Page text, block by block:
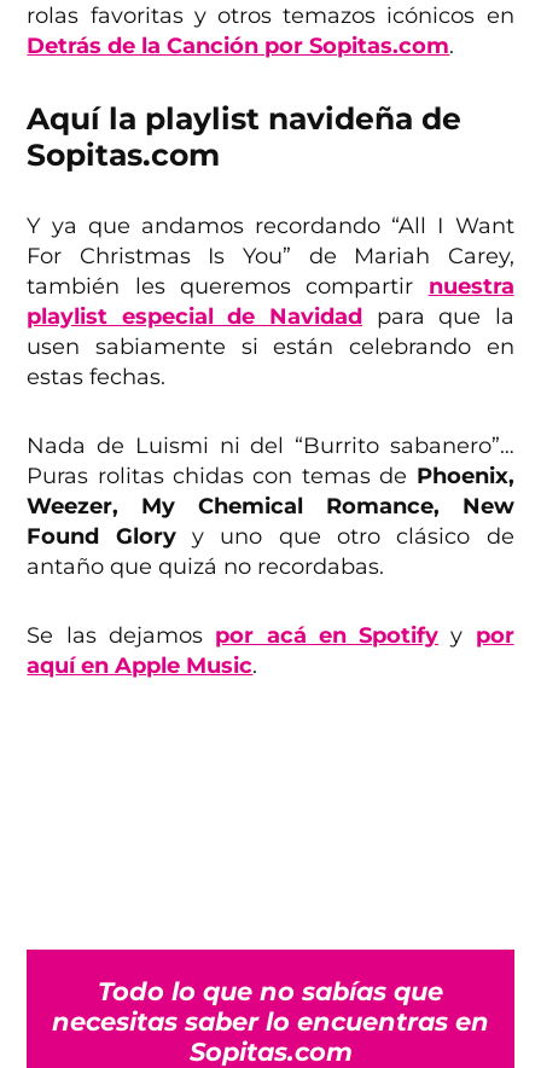
rolas favoritas y otros temazos icónicos en
Detrás de la Canción por Sopitas.com.
Aquí la playlist navideña de
Sopitas.com
Y ya que andamos recordando “All I Want
For Christmas Is You” de Mariah Carey,
también les queremos compartir
nuestra
playlist especial de Navidad para que la
usen sabiamente si están celebrando en
estas fechas.
Nada de Luismi ni del “Burrito sabanero”…
Puras rolitas chidas con temas de Phoenix,
Weezer, My Chemical Romance, New
Found Gloryy uno que otro clásico de
antaño que quizá no recordabas.
Se las dejamos por acá en Spotify y por
aquí en Apple Music.
Todo lo que no sabías que
necesitas saber lo encuentras en
Sopitas.com